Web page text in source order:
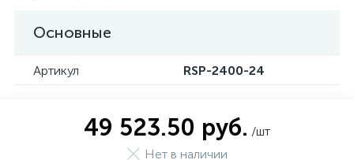
Основные
Артикул RSP-2400-24
49 523.50 руб. /шт
Нет в наличии